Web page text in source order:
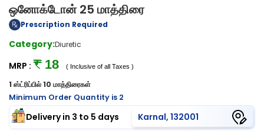
ஒனோக்டோன் 25 மாத்திரை
Prescription Required
Category:Diuretic
MRP : ₹ 18 ( Inclusive of all Taxes )
1 ஸ்ட்ரிப்பில் 10 மாத்திரைகள்
Minimum Order Quantity is 2
Delivery in 3 to 5 days Karnal, 132001